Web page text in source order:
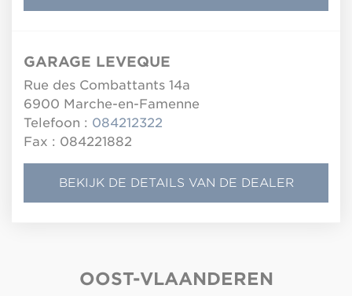
GARAGE LEVEQUE
Rue des Combattants 14a
6900 Marche-en-Famenne
Telefoon : 084212322
Fax : 084221882
BEKIJK DE DETAILS VAN DE DEALER
OOST-VLAANDEREN